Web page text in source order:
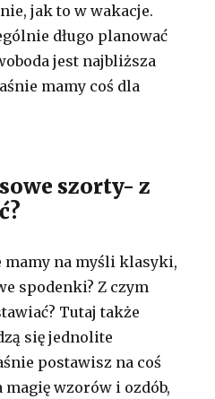
jak to w wakacje.
długo planować
jest najbliższa
mamy coś dla
szorty- z
mamy na myśli klasyki,
spodenki? Z czym
Tutaj także
się jednolite
postawisz na coś
wzorów i ozdób,